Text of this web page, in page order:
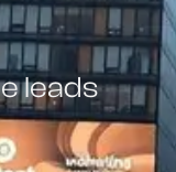
leads